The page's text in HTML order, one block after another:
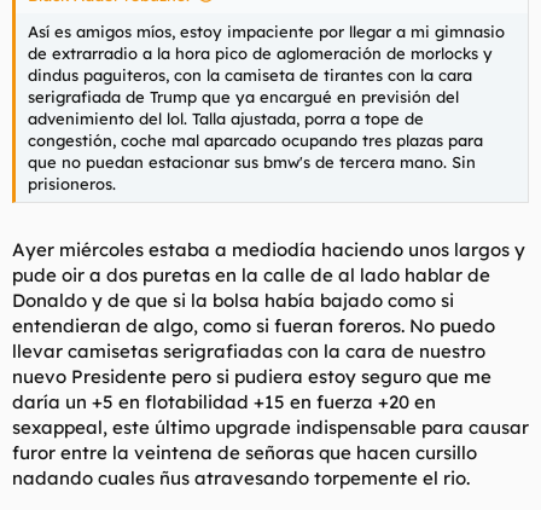
Así es amigos míos, estoy impaciente por llegar a mi gimnasio
de extrarradio a la hora pico de aglomeración de morlocks y
dindus paguiteros, con la camiseta de tirantes con la cara
serigrafiada de Trump que ya encargué en previsión del
advenimiento del lol. Talla ajustada, porra a tope de
congestión, coche mal aparcado ocupando tres plazas para
que no puedan estacionar sus bmw's de tercera mano. Sin
prisioneros.
Ayer miércoles estaba a mediodía haciendo unos largos y
pude oir a dos puretas en la calle de al lado hablar de
Donaldo y de que si la bolsa había bajado como si
entendieran de algo, como si fueran foreros. No puedo
llevar camisetas serigrafiadas con la cara de nuestro
nuevo Presidente pero si pudiera estoy seguro que me
daría un +5 en flotabilidad +15 en fuerza +20 en
sexappeal, este último upgrade indispensable para causar
furor entre la veintena de señoras que hacen cursillo
nadando cuales ñus atravesando torpemente el rio.